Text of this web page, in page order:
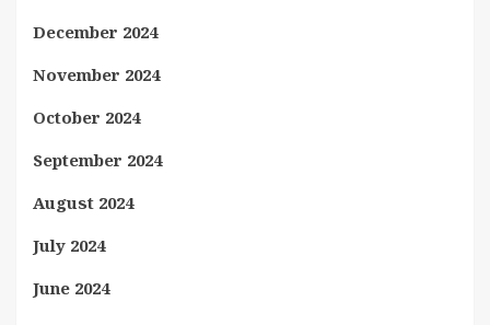
December 2024
November 2024
October 2024
September 2024
August 2024
July 2024
June 2024